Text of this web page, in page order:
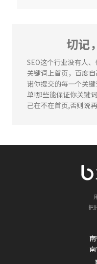
李女士
陈**
李女士
张先生
切记
SEO这个行业没有人
关键词上首页，百度
诺你提交的每一个关
单!那些能保证你关键
己在不在首页,否则说
把